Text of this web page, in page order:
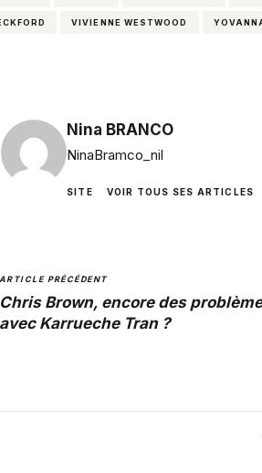
VIVIENNE WESTWOOD
Nina BRANCO
NinaBramco_nil
SITE VOIR TOUS SES ARTICLES
ARTICLE PRÉCÉDENT
Chris Brown, encore des
avec Karrueche Tran ?